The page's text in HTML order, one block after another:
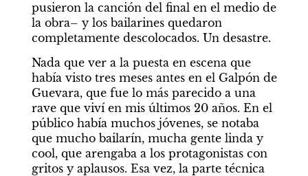
pusieron la canción del final en el medio de
la obra– y los bailarines quedaron
completamente descolocados. Un desastre.
Nada que ver a la puesta en escena que
había visto tres meses antes en el Galpón de
Guevara, que fue lo más parecido a una
rave que viví en mis últimos 20 años. En el
público había muchos jóvenes, se notaba
que mucho bailarín, mucha gente linda y
cool, que arengaba a los protagonistas con
gritos y aplausos. Esa vez, la parte técnica